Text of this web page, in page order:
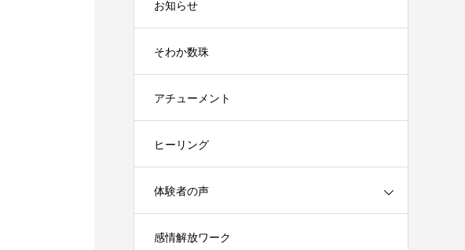
お知らせ
そわか数珠
アチューメント
ヒーリング
体験者の声
感情解放ワーク